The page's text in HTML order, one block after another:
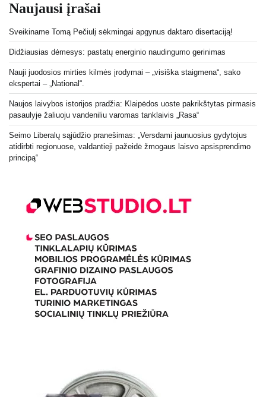
Naujausi įrašai
Sveikiname Tomą Pečiulį sėkmingai apgynus daktaro disertaciją!
Didžiausias dėmesys: pastatų energinio naudingumo gerinimas
Nauji juodosios mirties kilmės įrodymai – „visiška staigmena“, sako
ekspertai – „National“.
Naujos laivybos istorijos pradžia: Klaipėdos uoste pakrikštytas pirmasis
pasaulyje žaliuoju vandeniliu varomas tanklaivis „Rasa“
Seimo Liberalų sąjūdžio pranešimas: „Versdami jaunuosius gydytojus
atidirbti regionuose, valdantieji pažeidė žmogaus laisvo apsisprendimo
principą“